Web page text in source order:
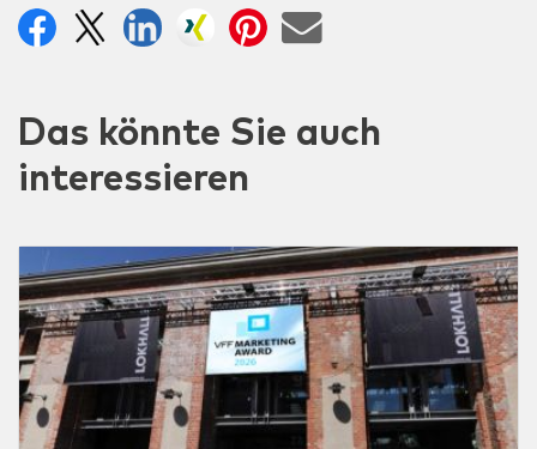
Das könnte Sie auch
interessieren